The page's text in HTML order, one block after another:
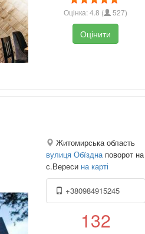
Оцінка:4.8 ( 527)
Оцінити
Житомирська область
вулиця Обїзднаповорот на
с.Вереси на карті
+380984915245
132